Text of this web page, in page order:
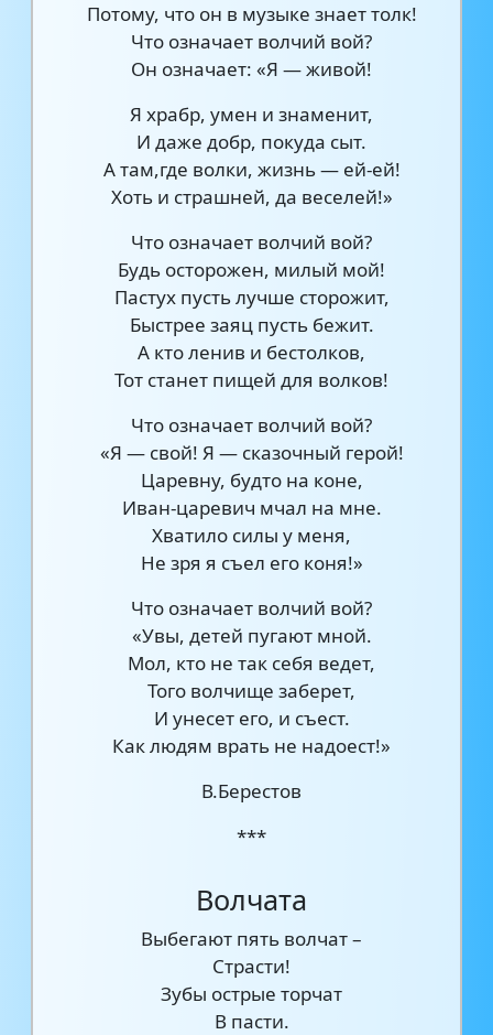
Потому, что он в музыке знает толк!
Что означает волчий вой?
Он означает: «Я — живой!
Я храбр, умен и знаменит,
И даже добр, покуда сыт.
А там,где волки, жизнь — ей-ей!
Хоть и страшней, да веселей!»
Что означает волчий вой?
Будь осторожен, милый мой!
Пастух пусть лучше сторожит,
Быстрее заяц пусть бежит.
А кто ленив и бестолков,
Тот станет пищей для волков!
Что означает волчий вой?
«Я — свой! Я — сказочный герой!
Царевну, будто на коне,
Иван-царевич мчал на мне.
Хватило силы у меня,
Не зря я съел его коня!»
Что означает волчий вой?
«Увы, детей пугают мной.
Мол, кто не так себя ведет,
Того волчище заберет,
И унесет его, и съест.
Как людям врать не надоест!»
В.Берестов
***
Волчата
Выбегают пять волчат –
Страсти!
Зубы острые торчат
В пасти.